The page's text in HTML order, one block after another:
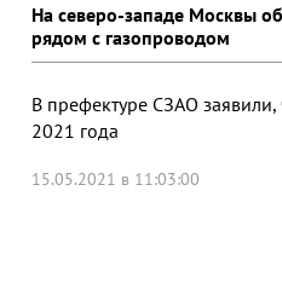
На северо-западе Москвы
рядом с газопроводом
В префектуре СЗАО
2021 года
15.05.2021 в 11:03:00